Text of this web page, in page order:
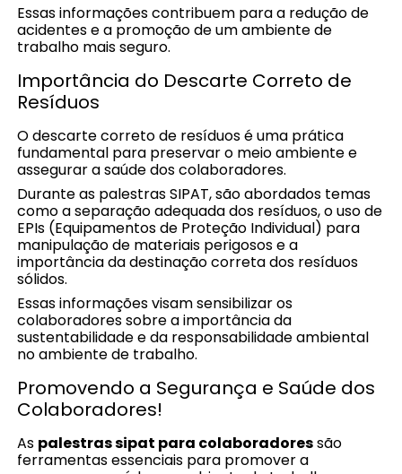
Essas informações contribuem para a redução de
acidentes e a promoção de um ambiente de
trabalho mais seguro.
Importância do Descarte Correto de
Resíduos
O descarte correto de resíduos é uma prática
fundamental para preservar o meio ambiente e
assegurar a saúde dos colaboradores.
Durante as palestras SIPAT, são abordados temas
como a separação adequada dos resíduos, o uso de
EPIs (Equipamentos de Proteção Individual) para
manipulação de materiais perigosos e a
importância da destinação correta dos resíduos
sólidos.
Essas informações visam sensibilizar os
colaboradores sobre a importância da
sustentabilidade e da responsabilidade ambiental
no ambiente de trabalho.
Promovendo a Segurança e Saúde dos
Colaboradores!
As palestras sipat para colaboradoressão
ferramentas essenciais para promover a